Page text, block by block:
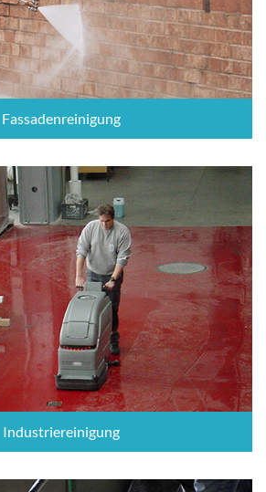
Fassadenreinigung
Industriereinigung